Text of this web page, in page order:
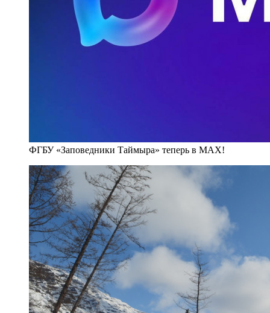
ФГБУ «Заповедники Таймыра» теперь в MAX!